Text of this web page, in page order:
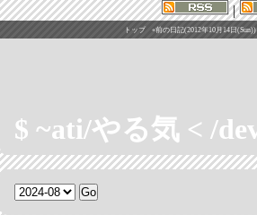
|
トップ «前の日記(2012年10月14日(Sun))
$ ~ati/やる気 < /